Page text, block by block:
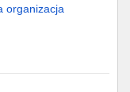
organizacja